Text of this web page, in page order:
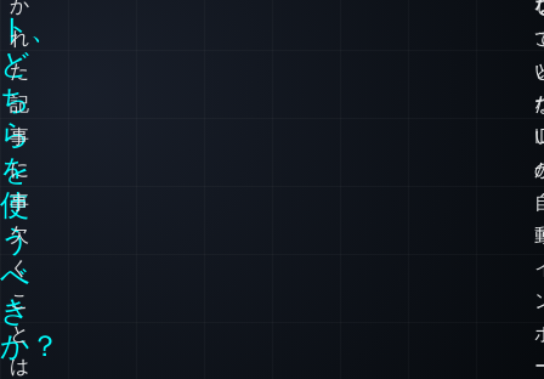
ト、
ど
ち
ら
を
使
う
べ
き
か？
か
れ
た
記
事
に
事
欠
く
こ
と
は